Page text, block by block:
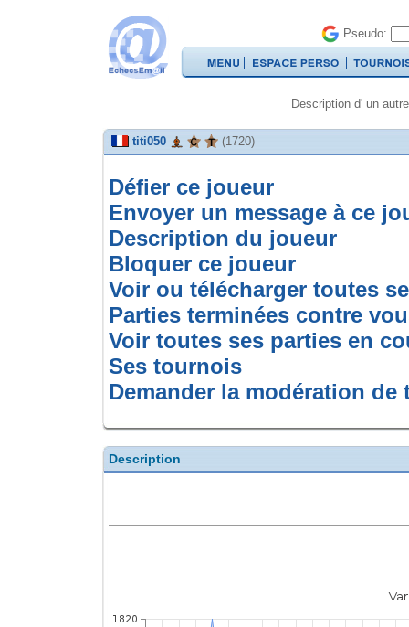
Pseudo:
Description d' un
titi050 (1720)
Défier ce joueur
Envoyer un message à ce
Description du joueur
Bloquer ce joueur
Voir ou télécharger toutes
Parties terminées contre
Voir toutes ses parties en
Ses tournois
Demander la modération de
Description